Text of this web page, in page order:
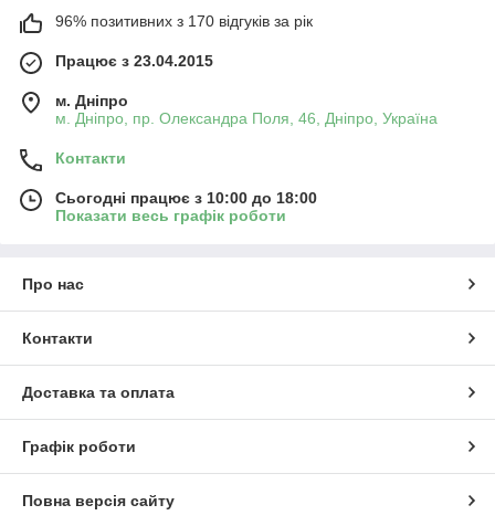
96% позитивних з 170 відгуків за рік
Працює з 23.04.2015
м. Дніпро
м. Дніпро, пр. Олександра Поля, 46, Дніпро, Україна
Контакти
Сьогодні працює з 10:00 до 18:00
Показати весь графік роботи
Про нас
Контакти
Доставка та оплата
Графік роботи
Повна версія сайту